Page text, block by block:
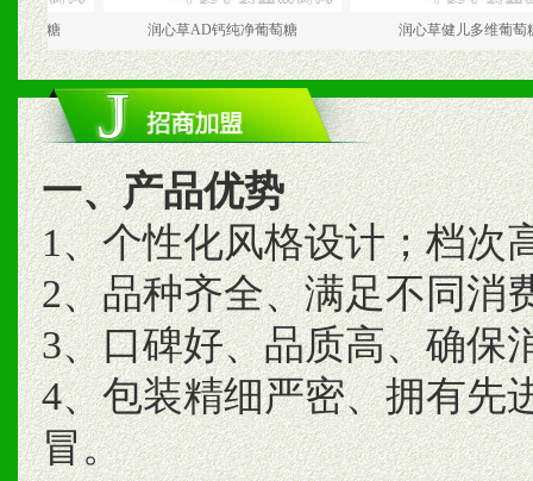
润心草AD钙纯净葡萄糖 润心草健儿多维葡萄糖
一、产品优势
1、个性化风格设计；档次
2、品种齐全、满足不同消
3、口碑好、品质高、确保
4、包装精细严密、拥有先
冒。